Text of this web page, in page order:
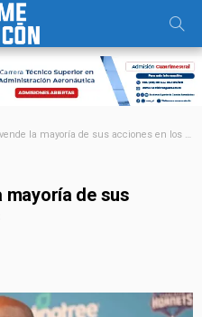
la mayoría de sus acciones en los Hornets
mayoría de sus